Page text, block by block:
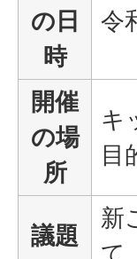
の日
時
令
開催
の場
所
キ
目
議題
新
て